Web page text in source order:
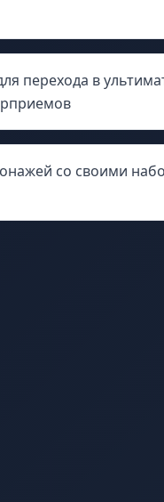
перехода в
со своими